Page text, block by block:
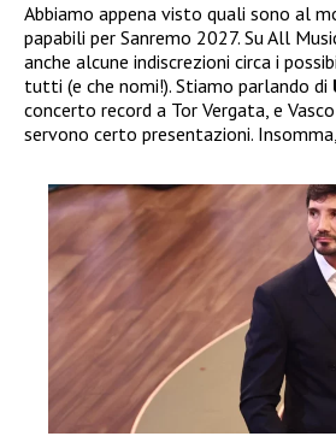
Abbiamo appena visto quali sono al
papabili per Sanremo 2027. Su All
anche alcune indiscrezioni circa i
tutti (e che nomi!). Stiamo parlando di
concerto record a Tor Vergata, e
servono certo presentazioni.